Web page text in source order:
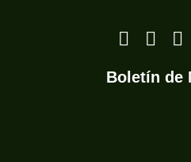
Boletín de